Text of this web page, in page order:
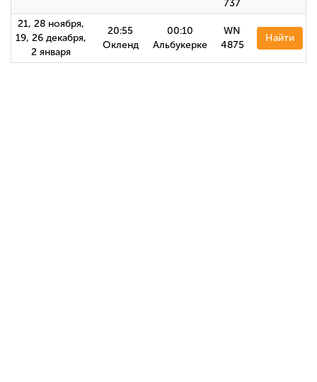
737
21, 28 ноября,
19, 26 декабря,
2 января
20:55
Окленд
00:10
Альбукерке
WN
4875
Найти